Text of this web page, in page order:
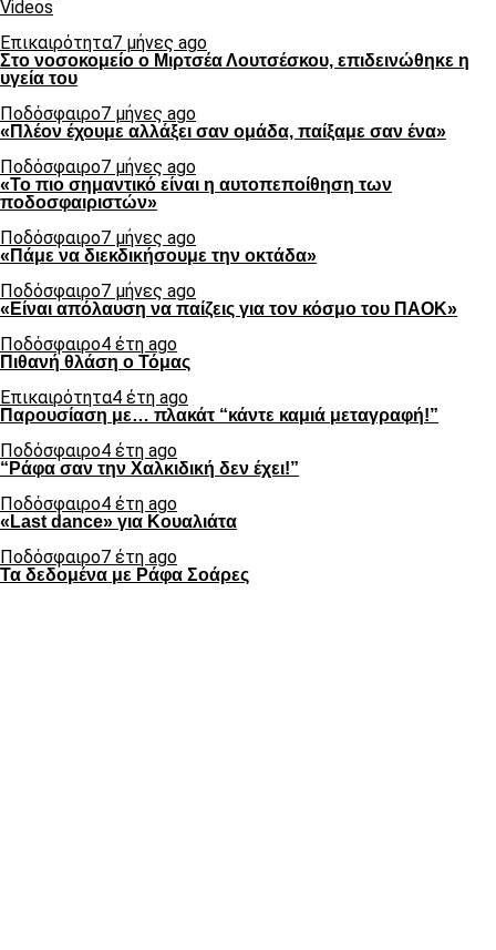
Videos
Επικαιρότητα7 μήνες ago
Στο νοσοκομείο ο Μιρτσέα Λουτσέσκου, επιδεινώθηκε η
υγεία του
Ποδόσφαιρο7 μήνες ago
«Πλέον έχουμε αλλάξει σαν ομάδα, παίξαμε σαν ένα»
Ποδόσφαιρο7 μήνες ago
«Το πιο σημαντικό είναι η αυτοπεποίθηση των
ποδοσφαιριστών»
Ποδόσφαιρο7 μήνες ago
«Πάμε να διεκδικήσουμε την οκτάδα»
Ποδόσφαιρο7 μήνες ago
«Είναι απόλαυση να παίζεις για τον κόσμο του ΠΑΟΚ»
Ποδόσφαιρο4 έτη ago
Πιθανή θλάση ο Τόμας
Επικαιρότητα4 έτη ago
Παρουσίαση με… πλακάτ “κάντε καμιά μεταγραφή!”
Ποδόσφαιρο4 έτη ago
“Ράφα σαν την Χαλκιδική δεν έχει!”
Ποδόσφαιρο4 έτη ago
«Last dance» για Κουαλιάτα
Ποδόσφαιρο7 έτη ago
Τα δεδομένα με Ράφα Σοάρες